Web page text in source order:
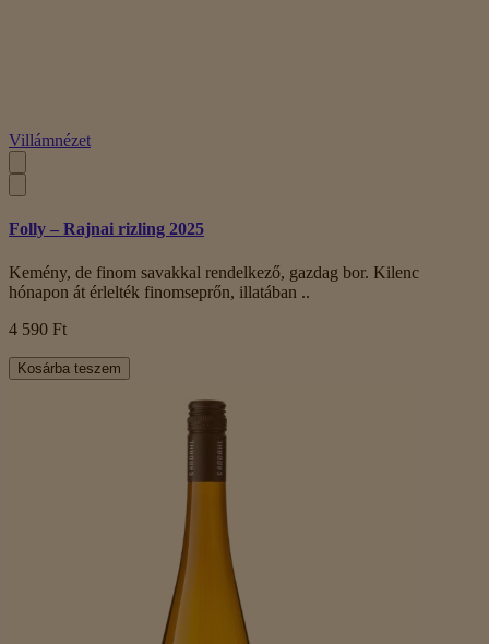
Villámnézet
Folly – Rajnai rizling 2025
Kemény, de finom savakkal rendelkező, gazdag bor. Kilenc
hónapon át érlelték finomseprőn, illatában ..
4 590 Ft
Kosárba teszem